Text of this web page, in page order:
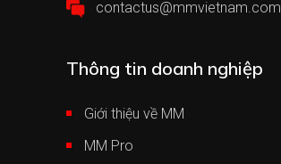
contactus@mmvietnam.com
Thông tin doanh nghiệp
Giới thiệu về MM
MM Pro